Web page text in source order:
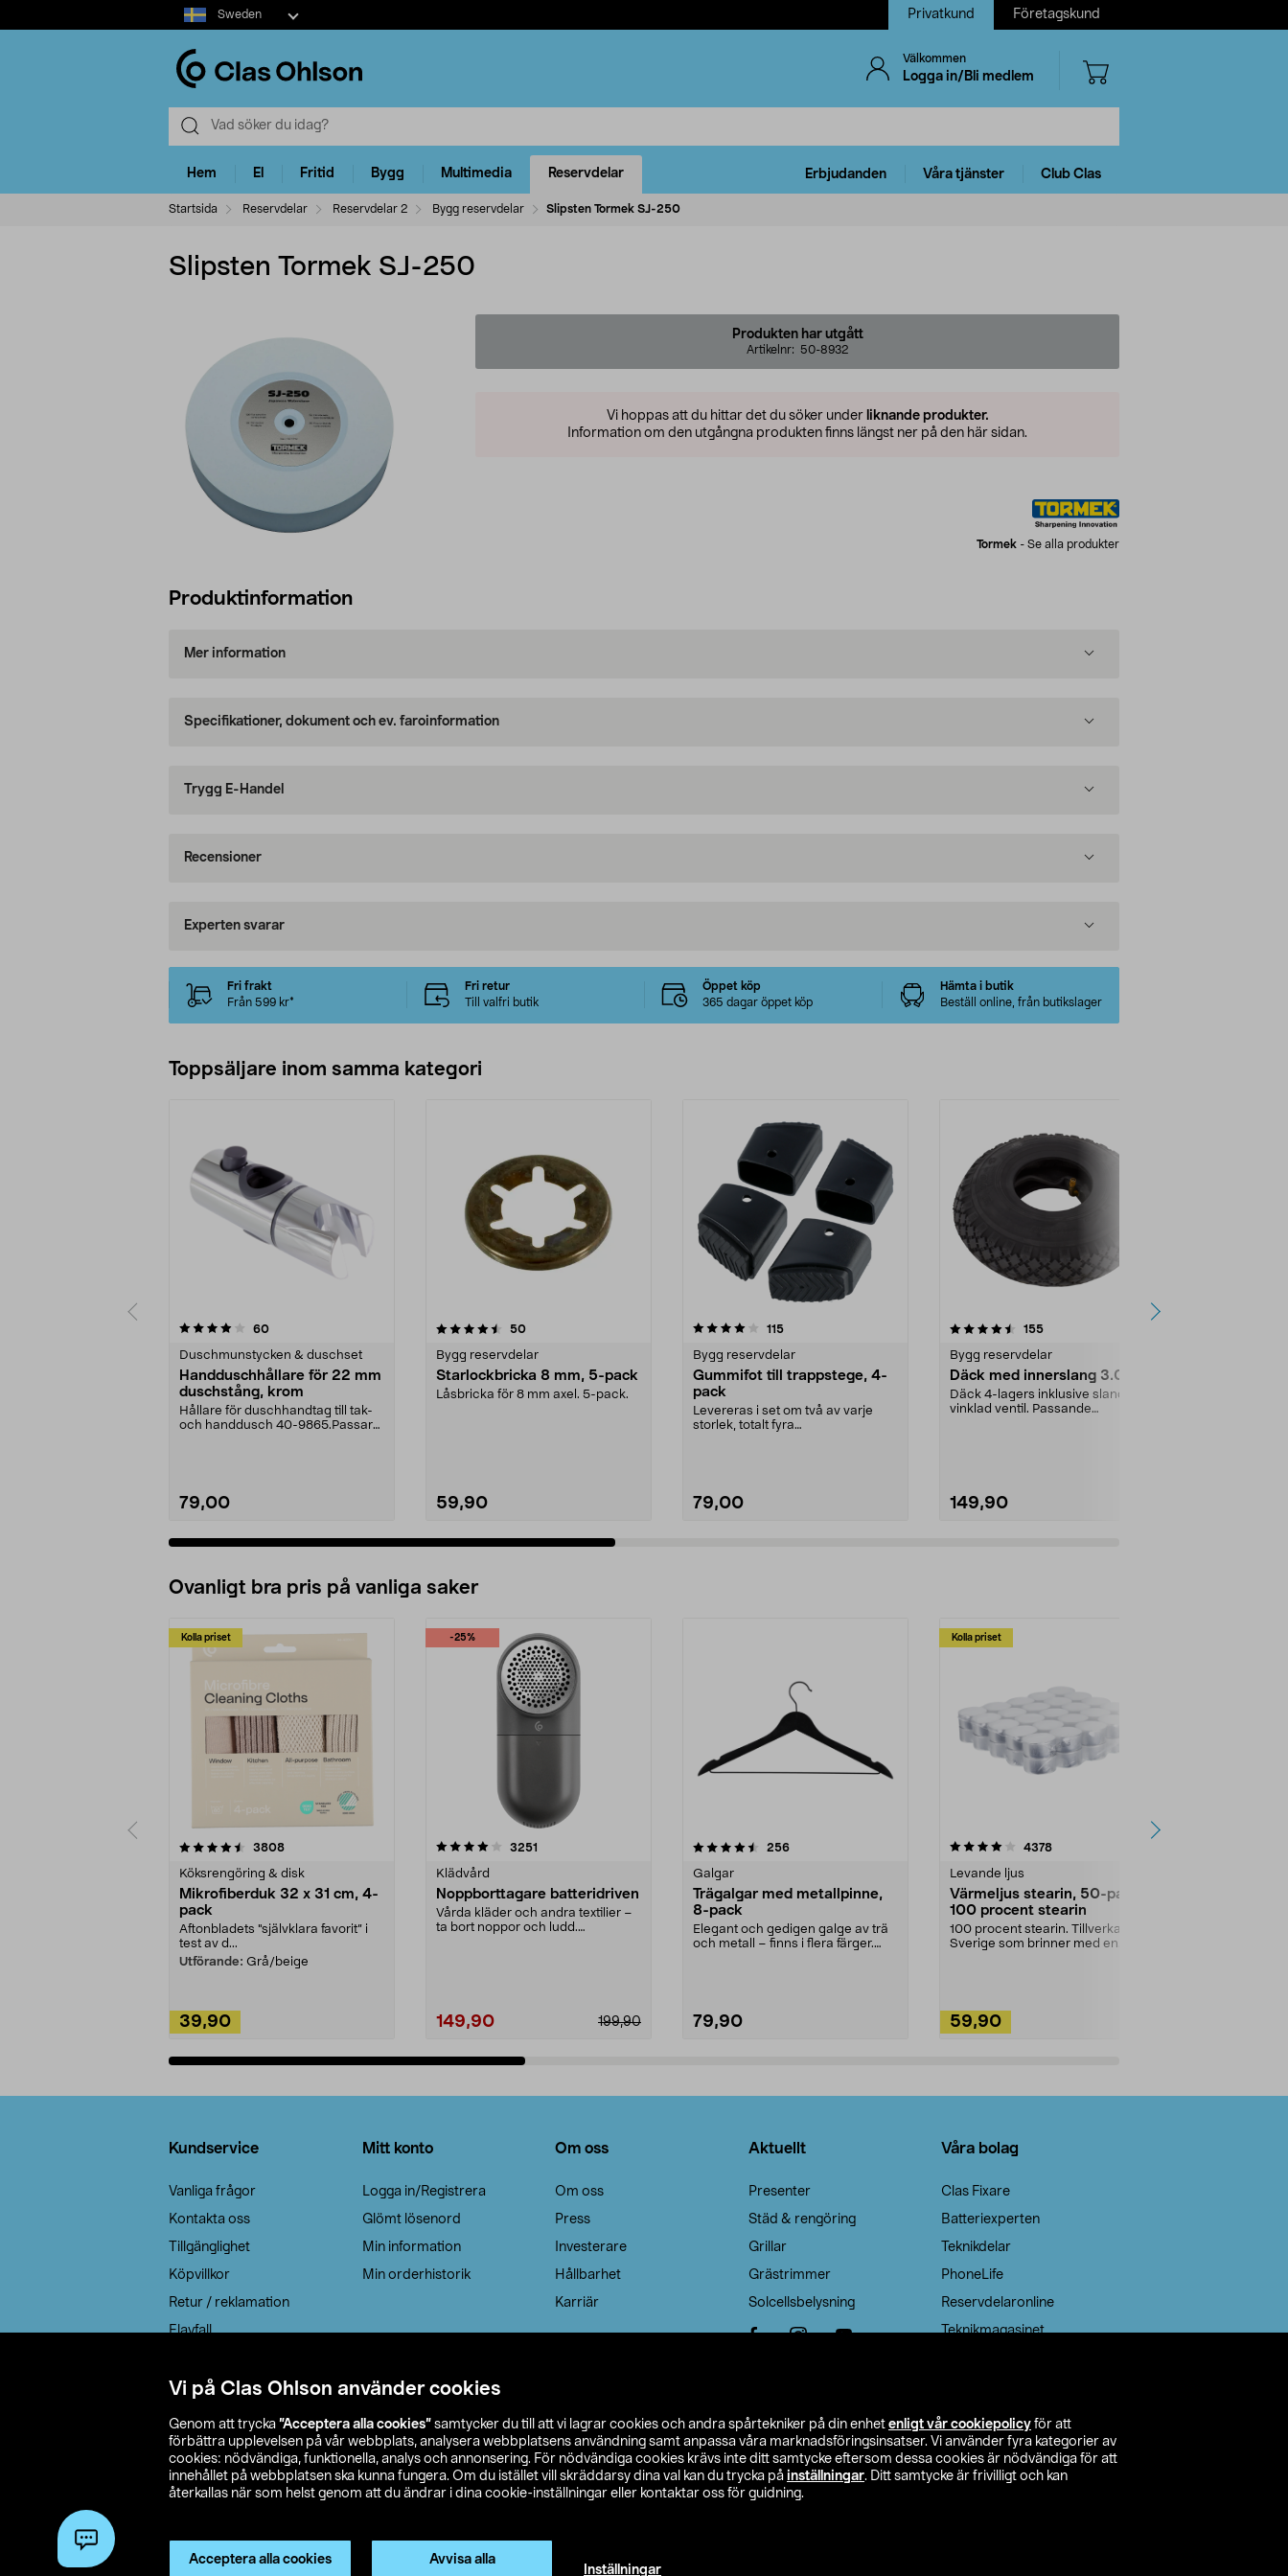
Vi på Clas Ohlson använder cookies
Genom att trycka ”Acceptera alla cookies” samtycker du till att vi lagrar cookies och andra spårtekniker på din enhet enligt vår cookiepolicy för att
förbättra upplevelsen på vår webbplats, analysera webbplatsens användning samt anpassa våra marknadsföringsinsatser. Vi använder fyra kategorier av
cookies: nödvändiga, funktionella, analys och annonsering. För nödvändiga cookies krävs inte ditt samtycke eftersom dessa cookies är nödvändiga för att
innehållet på webbplatsen ska kunna fungera. Om du istället vill skräddarsy dina val kan du trycka på inställningar. Ditt samtycke är frivilligt och kan
återkallas när som helst genom att du ändrar i dina cookie-inställningar eller kontaktar oss för guidning.
Acceptera alla cookies Avvisa alla
Inställningar
Select
market
Sweden Privatkund Företagskund
Välkommen
Logga in/Bli medlem
Hem El Fritid Bygg Multimedia Reservdelar Erbjudanden Våra tjänster Club Clas
Startsida Reservdelar Reservdelar 2 Bygg reservdelar Slipsten Tormek SJ-250
Slipsten Tormek SJ-250
Produkten har utgått
Artikelnr: 50-8932
Vi hoppas att du hittar det du söker under liknande produkter.
Information om den utgångna produkten finns längst ner på den här sidan.
Tormek - Se alla produkter
Produktinformation
Mer information
Specifikationer, dokument och ev. faroinformation
Trygg E-Handel
Recensioner
Experten svarar
Fri frakt
Från 599 kr*
Fri retur
Till valfri butik
Öppet köp
365 dagar öppet köp
Hämta i butik
Beställ online, från butikslager
Toppsäljare inom samma kategori
60recensioner
Duschmunstycken & duschset
Handduschhållare för 22 mm
duschstång, krom
Hållare för duschhandtag till tak-
och handdusch 40-9865.Passar
79,00
4.5 av 5 stjärnor 50recensioner
Bygg reservdelar
Starlockbricka 8 mm, 5-pack
Låsbricka för 8 mm axel. 5-pack.
59,90
4.0 av 5 stjärnor 115recensioner
Bygg reservdelar
Gummifot till trappstege, 4-
pack
Levereras i set om två av varje
storlek, totalt fyra
79,00
4.5 av 5 stjärnor 155recensioner
Bygg reservdelar
Däck med innerslang 3.00-4
Däck 4-lagers inklusive slang med
vinklad ventil. Passande
149,90
4.5 av 5 stjärnor
Ovanligt bra pris på vanliga saker
Kolla priset
3808recensioner
Köksrengöring & disk
Mikrofiberduk 32 x 31 cm, 4-
pack
Aftonbladets "självklara favorit” i
test av d...
Utförande: Grå/beige
39,90
-25%
4.0av 5 stjärnor 3251
Klädvård
Noppborttagare batteridriven
Vårda kläder och andra textilier –
ta bort noppor och ludd.
199,90
149,90
4.5av 5 stjärnor 256recensioner
Galgar
Trägalgar med metallpinne,
8-pack
Elegant och gedigen galge av trä
och metall – finns i flera färger.
79,90
Kolla priset
4.0av 5 stjärnor 4378recensioner
Levande ljus
Värmeljus stearin, 50-pack,
100 procent stearin
100 procent stearin. Tillverkade i
Sverige som brinner med en
59,90
4.5av 5 stjärnor
Kundservice
Vanliga frågor
Kontakta oss
Tillgänglighet
Köpvillkor
Retur / reklamation
Elavfall
Leveransalternativ
Mitt konto
Logga in/Registrera
Glömt lösenord
Min information
Min orderhistorik
Om oss
Om oss
Press
Investerare
Hållbarhet
Karriär
Aktuellt
Presenter
Städ & rengöring
Grillar
Grästrimmer
Solcellsbelysning
Våra bolag
Clas Fixare
Batteriexperten
Teknikdelar
PhoneLife
Reservdelaronline
Teknikmagasinet